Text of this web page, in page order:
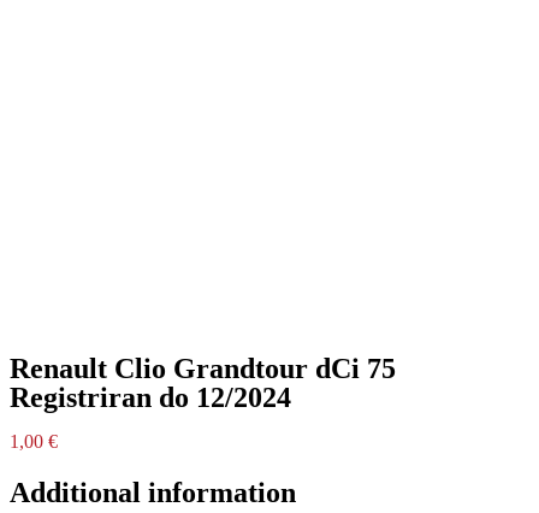
Renault Clio Grandtour dCi 75
Registriran do 12/2024
1,00 €
Additional information